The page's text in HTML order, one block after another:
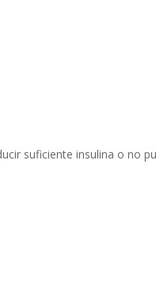
suficiente insulina o no